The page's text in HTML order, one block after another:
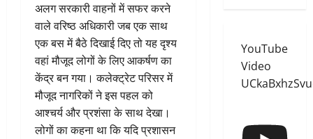
अलग सरकारी वाहनों में सफर करने
वाले वरिष्ठ अधिकारी जब एक साथ
एक बस में बैठे दिखाई दिए तो यह दृश्य
वहां मौजूद लोगों के लिए आकर्षण का
केंद्र बन गया। कलेक्ट्रेट परिसर में
मौजूद नागरिकों ने इस पहल को
आश्चर्य और प्रशंसा के साथ देखा।
लोगों का कहना था कि यदि प्रशासन
YouTube
Video